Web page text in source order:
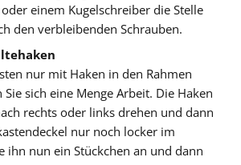
einem Kugelschreiber die Stelle
den verbleibenden Schrauben.
nur mit Haken in den Rahmen
sich eine Menge Arbeit. Die Haken
rechts oder links drehen und dann
nur noch locker im
ihn nun ein Stückchen an und dann